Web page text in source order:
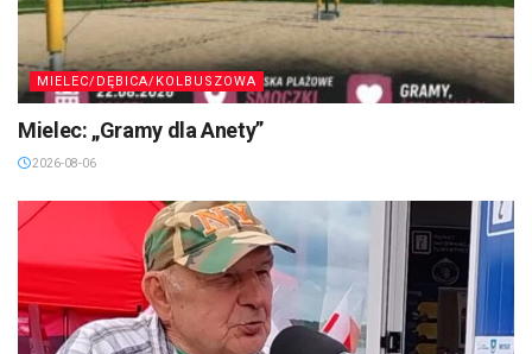
MIELEC/DĘBICA/KOLBUSZOWA
Mielec: „Gramy dla Anety”
2026-08-06